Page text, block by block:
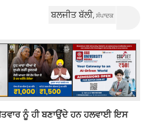
ਬਲਜੀਤ ਬੱਲੀ,ਸੰਪਾਦਕ
ਨੂੰ ਹੀ ਬਣਾਉਂਦੇ ਹਨ ਹਲਵਾਈ ਇਸ